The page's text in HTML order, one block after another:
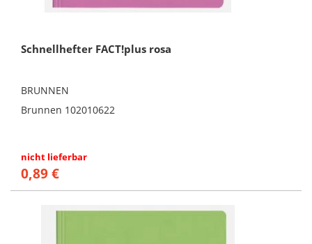
Schnellhefter FACT!plus rosa
BRUNNEN
Brunnen 102010622
nicht lieferbar
0,89 €